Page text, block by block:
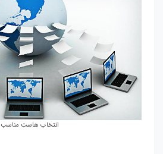
انتخاب هاست مناسب